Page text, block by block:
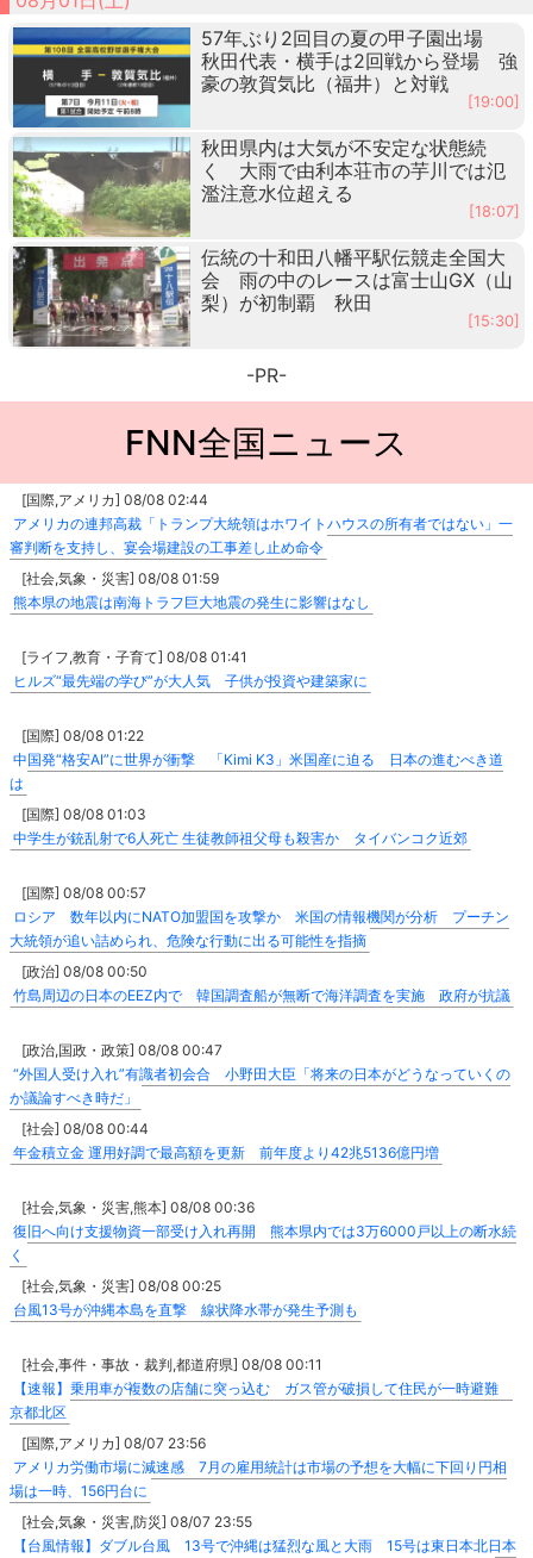
57年ぶり2回目の夏の甲子園出場
秋田代表・横手は2回戦から登場 強
豪の敦賀気比（福井）と対戦
[19:00]
秋田県内は大気が不安定な状態続
く 大雨で由利本荘市の芋川では氾
濫注意水位超える
[18:07]
伝統の十和田八幡平駅伝競走全国大
会 雨の中のレースは富士山GX（山
梨）が初制覇 秋田
[15:30]
-PR-
FNN全国ニュース
[国際,アメリカ] 08/08 02:44
アメリカの連邦高裁「トランプ大統領はホワイトハウスの所有者ではない」一
審判断を支持し、宴会場建設の工事差し止め命令
[社会,気象・災害] 08/08 01:59
熊本県の地震は南海トラフ巨大地震の発生に影響はなし
[ライフ,教育・子育て] 08/08 01:41
ヒルズ“最先端の学び”が大人気 子供が投資や建築家に
[国際] 08/08 01:22
中国発“格安AI”に世界が衝撃 「Kimi K3」米国産に迫る 日本の進むべき道
は
[国際] 08/08 01:03
中学生が銃乱射で6人死亡 生徒教師祖父母も殺害か タイバンコク近郊
[国際] 08/08 00:57
ロシア 数年以内にNATO加盟国を攻撃か 米国の情報機関が分析 プーチン
大統領が追い詰められ、危険な行動に出る可能性を指摘
[政治] 08/08 00:50
竹島周辺の日本のEEZ内で 韓国調査船が無断で海洋調査を実施 政府が抗議
[政治,国政・政策] 08/08 00:47
“外国人受け入れ”有識者初会合 小野田大臣「将来の日本がどうなっていくの
か議論すべき時だ」
[社会] 08/08 00:44
年金積立金 運用好調で最高額を更新 前年度より42兆5136億円増
[社会,気象・災害,熊本] 08/08 00:36
復旧へ向け支援物資一部受け入れ再開 熊本県内では3万6000戸以上の断水続
く
[社会,気象・災害] 08/08 00:25
台風13号が沖縄本島を直撃 線状降水帯が発生予測も
[社会,事件・事故・裁判,都道府県] 08/08 00:11
【速報】乗用車が複数の店舗に突っ込む ガス管が破損して住民が一時避難
京都北区
[国際,アメリカ] 08/07 23:56
アメリカ労働市場に減速感 7月の雇用統計は市場の予想を大幅に下回り円相
場は一時、156円台に
[社会,気象・災害,防災] 08/07 23:55
【台風情報】ダブル台風 13号で沖縄は猛烈な風と大雨 15号は東日本北日本